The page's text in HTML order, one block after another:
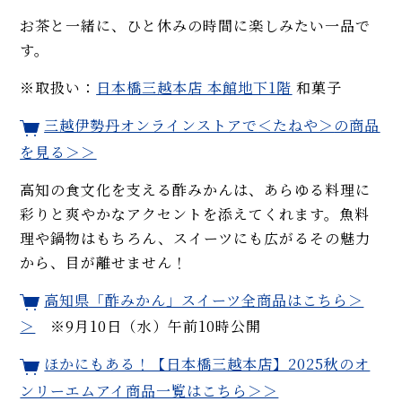
お茶と一緒に、ひと休みの時間に楽しみたい一品で
す。
※取扱い： 日本橋三越本店 本館地下1階 和菓子
三越伊勢丹オンラインストアで＜たねや＞ の商品
を見る＞＞
高知の食文化を支える酢みかんは、あらゆる料理に
彩りと爽やかなアクセントを添えてくれます。魚料
理や鍋物はもちろん、スイーツにも広がるその魅力
から、目が離せません！
高知県「酢みかん」スイーツ全商品はこちら＞
＞
※9月10日（水）午前10時公開
ほかにもある！【日本橋三越本店】2025秋のオ
ンリーエムアイ商品一覧はこちら＞＞